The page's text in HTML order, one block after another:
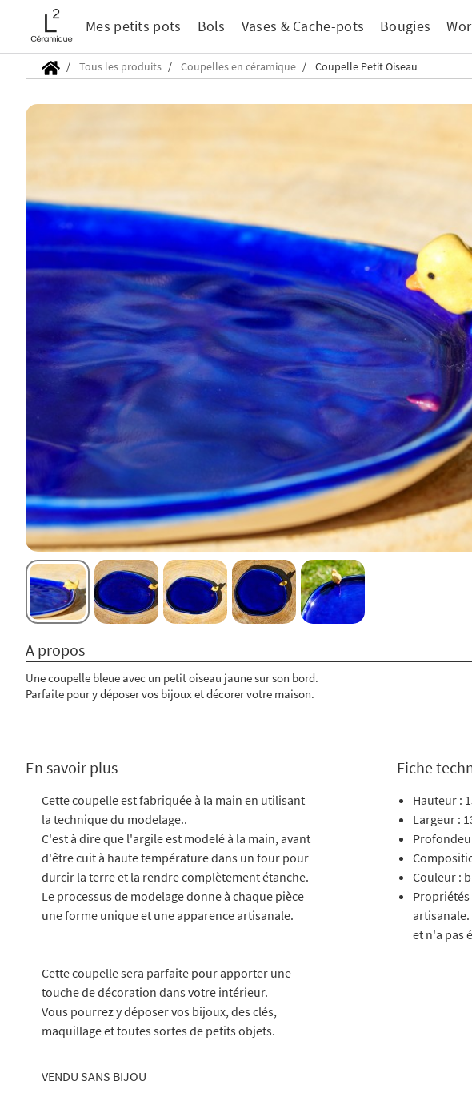
Mes petits pots Bols Vases & Cache-pots Bougies
Tous les produits Coupelles en céramique Coupelle Petit Oiseau
A propos
Une coupelle bleue avec un petit oiseau jaune sur son bord.
Parfaite pour y déposer vos bijoux et décorer votre maison.
En savoir plus
Cette coupelle est fabriquée à la main en utilisant
la technique du modelage..
C'est à dire que l'argile est modelé à la main, avant
d'être cuit à haute température dans un four pour
durcir la terre et la rendre complètement étanche.
Le processus de modelage donne à chaque pièce
une forme unique et une apparence artisanale.
Cette coupelle sera parfaite pour apporter une
touche de décoration dans votre intérieur.
Vous pourrez y déposer vos bijoux, des clés,
maquillage et toutes sortes de petits objets.
VENDU SANS BIJOU
Fiche
Hauteur :
Largeur :
Couleur :
Propriétés
et n'a pas